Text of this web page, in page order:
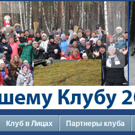
Клуб в Лицах Партнеры клуба